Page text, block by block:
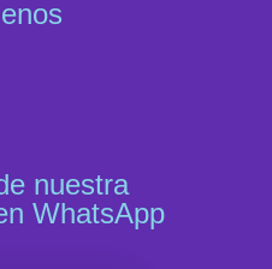
nuestra
WhatsApp